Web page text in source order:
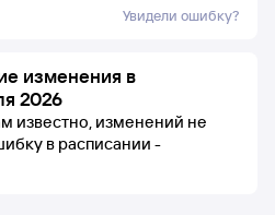
Увидели ошибку?
изменения в
2026
известно, изменений не
в расписании -